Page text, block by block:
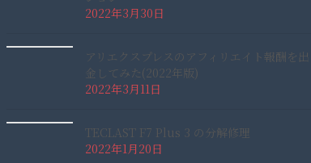
2022年3月30日
アリエクスプレスのアフィリエイト報酬を出
金してみた(2022年版)
2022年3月11日
TECLAST F7 Plus 3 の分解修理
2022年1月20日